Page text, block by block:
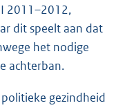
2011–2012,
dit speelt aan dat
het nodige
achterban.
gezindheid